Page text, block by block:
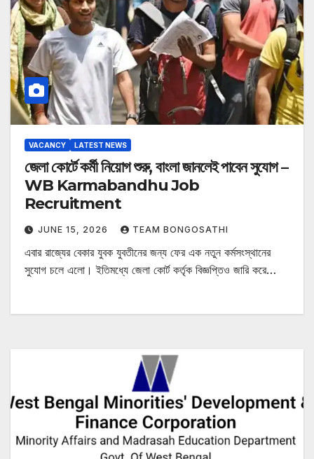
VACANCY LATEST NEWS
জেলা কোর্টে কর্মী নিয়োগ শুরু, বাংলা জানলেই পাবেন সুযোগ –
WB Karmabandhu Job
Recruitment
JUNE 15, 2026 TEAM BONGOSATHI
এবার রাজ্যের বেকার যুবক যুবতীনের জন্য ফের এক নতুন কর্মসংস্থানের
সুযোগ চলে এলো। ইতিমধ্যে জেলা কোর্ট কর্তৃক বিজ্ঞপ্তিও জারি করে…